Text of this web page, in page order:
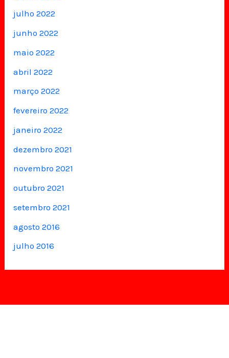
julho 2022
junho 2022
maio 2022
abril 2022
março 2022
fevereiro 2022
janeiro 2022
dezembro 2021
novembro 2021
outubro 2021
setembro 2021
agosto 2016
julho 2016